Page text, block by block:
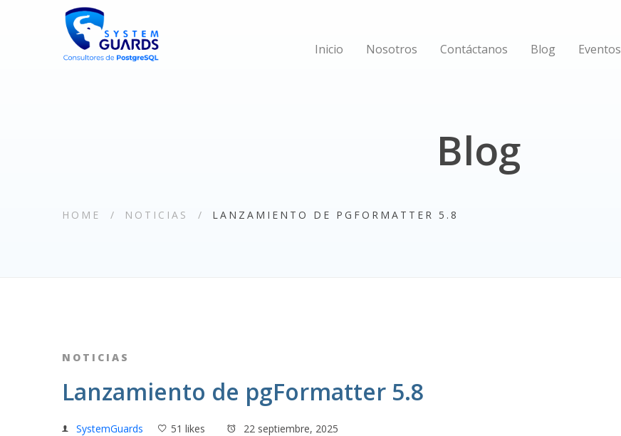
Inicio Nosotros Contáctanos Blog Eventos
Blog
HOME NOTICIAS LANZAMIENTO DE PGFORMATTER 5.8
NOTICIAS
Lanzamiento de pgFormatter 5.8
SystemGuards 51 likes 22 septiembre, 2025